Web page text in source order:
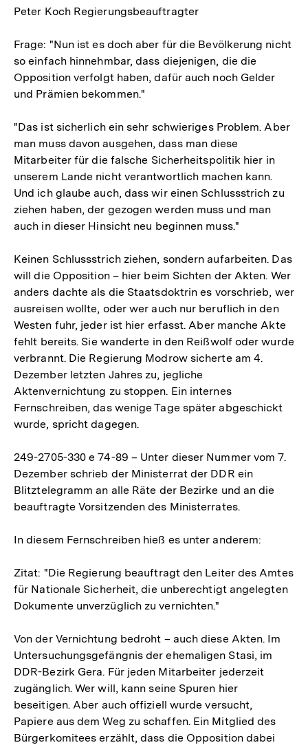
Peter Koch Regierungsbeauftragter
Frage: "Nun ist es doch aber für die Bevölkerung nicht
so einfach hinnehmbar, dass diejenigen, die die
Opposition verfolgt haben, dafür auch noch Gelder
und Prämien bekommen."
"Das ist sicherlich ein sehr schwieriges Problem. Aber
man muss davon ausgehen, dass man diese
Mitarbeiter für die falsche Sicherheitspolitik hier in
unserem Lande nicht verantwortlich machen kann.
Und ich glaube auch, dass wir einen Schlussstrich zu
ziehen haben, der gezogen werden muss und man
auch in dieser Hinsicht neu beginnen muss."
Keinen Schlussstrich ziehen, sondern aufarbeiten. Das
will die Opposition – hier beim Sichten der Akten. Wer
anders dachte als die Staatsdoktrin es vorschrieb, wer
ausreisen wollte, oder wer auch nur beruflich in den
Westen fuhr, jeder ist hier erfasst. Aber manche Akte
fehlt bereits. Sie wanderte in den Reißwolf oder wurde
verbrannt. Die Regierung Modrow sicherte am 4.
Dezember letzten Jahres zu, jegliche
Aktenvernichtung zu stoppen. Ein internes
Fernschreiben, das wenige Tage später abgeschickt
wurde, spricht dagegen.
249-2705-330 e 74-89 – Unter dieser Nummer vom 7.
Dezember schrieb der Ministerrat der DDR ein
Blitztelegramm an alle Räte der Bezirke und an die
beauftragte Vorsitzenden des Ministerrates.
In diesem Fernschreiben hieß es unter anderem:
Zitat: "Die Regierung beauftragt den Leiter des Amtes
für Nationale Sicherheit, die unberechtigt angelegten
Dokumente unverzüglich zu vernichten."
Von der Vernichtung bedroht – auch diese Akten. Im
Untersuchungsgefängnis der ehemaligen Stasi, im
DDR-Bezirk Gera. Für jeden Mitarbeiter jederzeit
zugänglich. Wer will, kann seine Spuren hier
beseitigen. Aber auch offiziell wurde versucht,
Papiere aus dem Weg zu schaffen. Ein Mitglied des
Bürgerkomitees erzählt, dass die Opposition dabei